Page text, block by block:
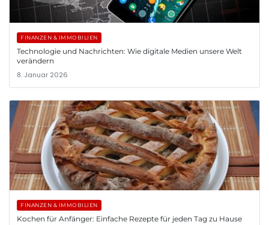
FINANZEN & IMMOBILIEN
Technologie und Nachrichten: Wie digitale Medien unsere Welt
verändern
8. Januar 2026
FINANZEN & IMMOBILIEN
Kochen für Anfänger: Einfache Rezepte für jeden Tag zu Hause